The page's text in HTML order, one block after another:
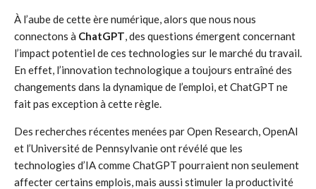
À l’aube de cette ère numérique, alors que nous nous
connectons à ChatGPT , des questions émergent concernant
l’impact potentiel de ces technologies sur le marché du travail.
En effet, l’innovation technologique a toujours entraîné des
changements dans la dynamique de l’emploi, et ChatGPT ne
fait pas exception à cette règle.
Des recherches récentes menées par Open Research, OpenAI
et l’Université de Pennsylvanie ont révélé que les
technologies d’IA comme ChatGPT pourraient non seulement
affecter certains emplois, mais aussi stimuler la productivité